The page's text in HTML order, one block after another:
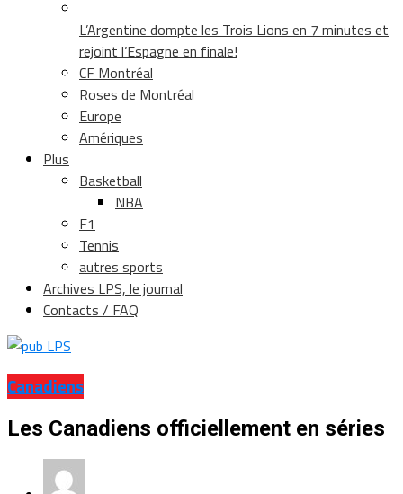
L’Argentine dompte les Trois Lions en 7 minutes et
rejoint l’Espagne en finale!
CF Montréal
Roses de Montréal
Europe
Amériques
Plus
Basketball
NBA
F1
Tennis
autres sports
Archives LPS, le journal
Contacts / FAQ
Canadiens
Les Canadiens officiellement en séries